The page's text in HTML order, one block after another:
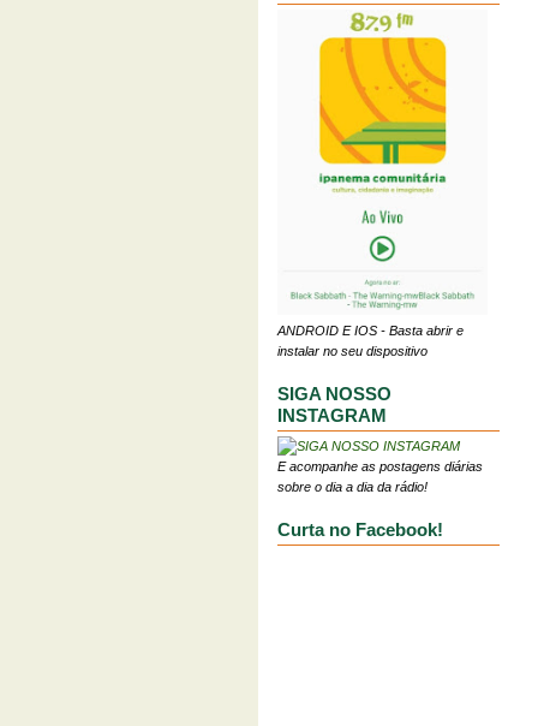
ANDROID E IOS - Basta abrir e
instalar no seu dispositivo
SIGA NOSSO
INSTAGRAM
E acompanhe as postagens diárias
sobre o dia a dia da rádio!
Curta no Facebook!